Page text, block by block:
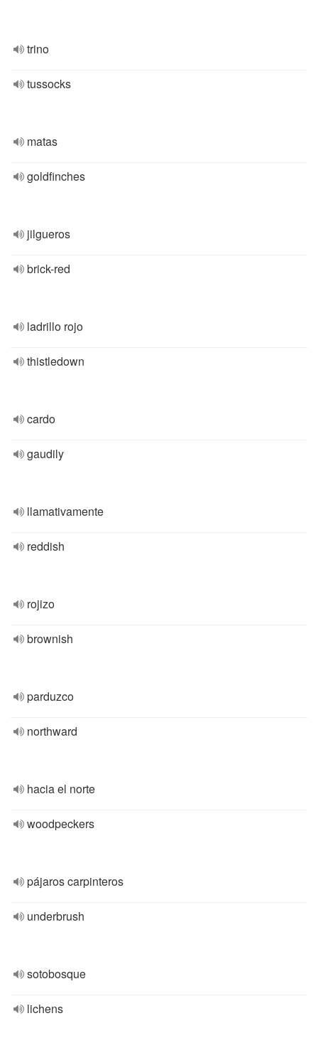
trino
tussocks
matas
goldfinches
jilgueros
brick-red
ladrillo rojo
thistledown
cardo
gaudily
llamativamente
reddish
rojizo
brownish
parduzco
northward
hacia el norte
woodpeckers
pájaros carpinteros
underbrush
sotobosque
lichens